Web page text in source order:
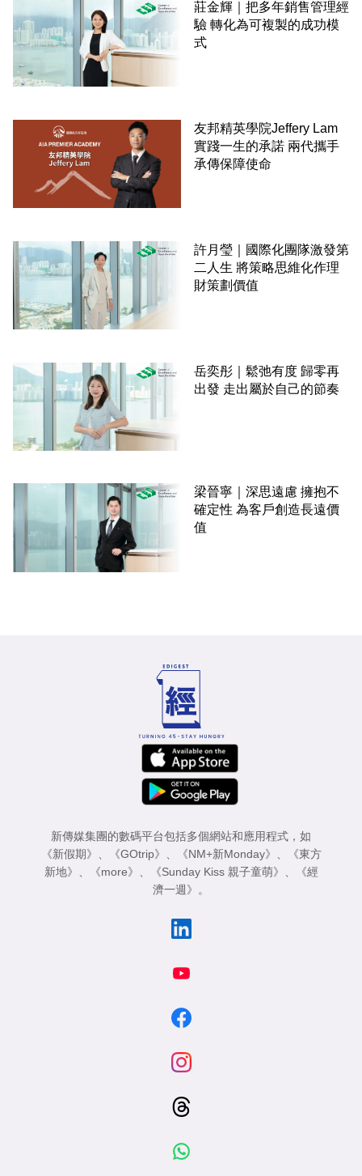
莊金輝｜把多年銷售管理經
驗 轉化為可複製的成功模
式
友邦精英學院Jeffery Lam
實踐一生的承諾 兩代攜手
承傳保障使命
許月瑩｜國際化團隊激發第
二人生 將策略思維化作理
財策劃價值
岳奕彤｜鬆弛有度 歸零再
出發 走出屬於自己的節奏
梁晉寧｜深思遠慮 擁抱不
確定性 為客戶創造長遠價
值
新傳媒集團的數碼平台包括多個網站和應用程式，如
《新假期》 、 《GOtrip》 、 《NM+新Monday》 、
《東方
新地》 、 《more》 、 《Sunday Kiss 親子童萌》 、
《經
濟一週》 。